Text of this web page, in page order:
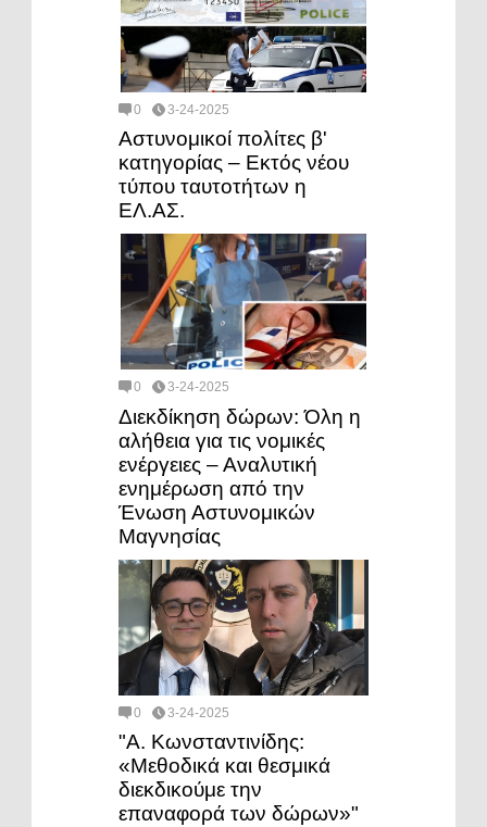
0 3-24-2025
Αστυνομικοί πολίτες β'
κατηγορίας – Εκτός νέου
τύπου ταυτοτήτων η
ΕΛ.ΑΣ.
0 3-24-2025
Διεκδίκηση δώρων: Όλη η
αλήθεια για τις νομικές
ενέργειες – Αναλυτική
ενημέρωση από την
Ένωση Αστυνομικών
Μαγνησίας
0 3-24-2025
"Α. Κωνσταντινίδης:
«Μεθοδικά και θεσμικά
διεκδικούμε την
επαναφορά των δώρων»"